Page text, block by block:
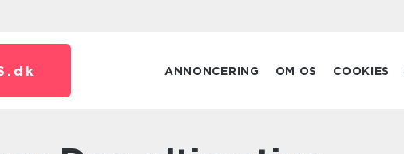
dk ANNONCERING OM OS COOKIES